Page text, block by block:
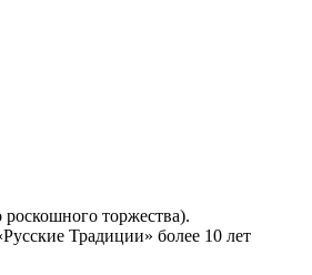
торжества).
Традиции» более 10 лет